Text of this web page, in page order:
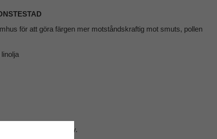
för att göra färgen mer motståndskraftig mot smuts, pollen
skikt. Ca 100 my.